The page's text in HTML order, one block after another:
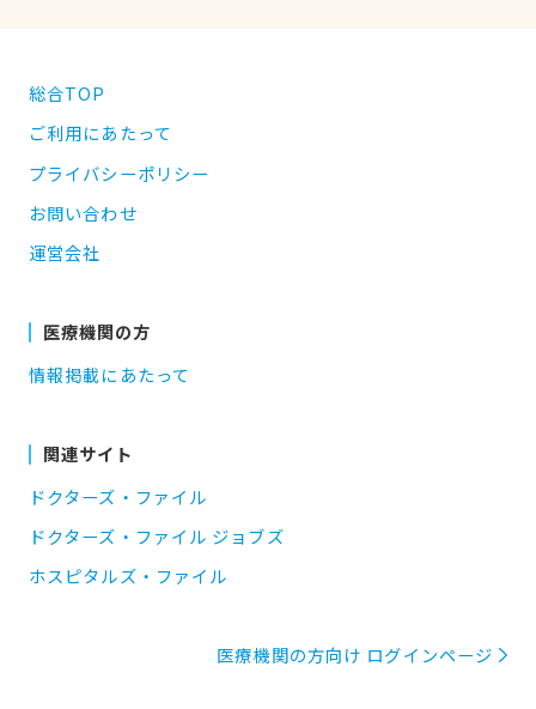
総合TOP
ご利用にあたって
プライバシーポリシー
お問い合わせ
運営会社
医療機関の方
情報掲載にあたって
関連サイト
ドクターズ・ファイル
ドクターズ・ファイル ジョブズ
ホスピタルズ・ファイル
医療機関の方向け ログインページ